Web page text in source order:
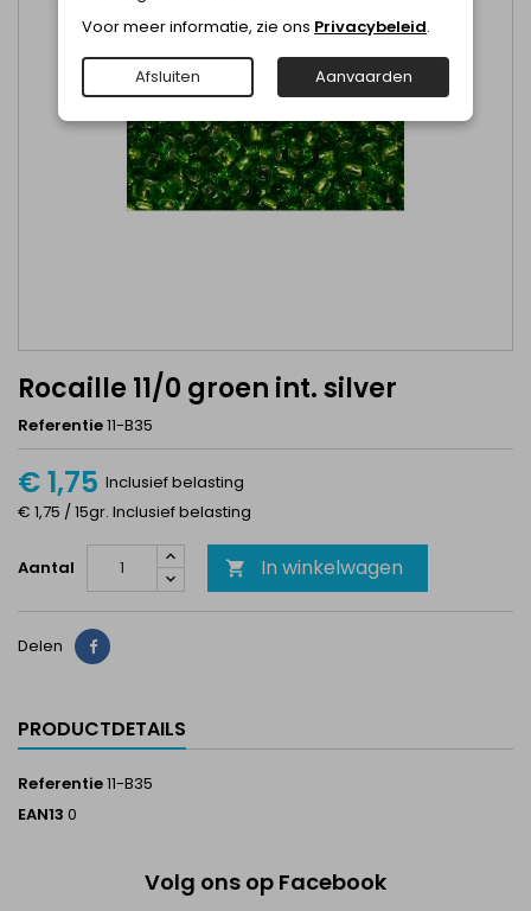
Rocaille 11/0 groen int. silver
Referentie11-B35
€ 1,75 Inclusief belasting
€ 1,75 / 15gr. Inclusief belasting
Aantal  In winkelwagen
Delen Delen
PRODUCTDETAILS
Referentie11-B35
EAN13 0
Volg ons op Facebook
Voor meer informatie, zie ons Privacybeleid.
Afsluiten Aanvaarden